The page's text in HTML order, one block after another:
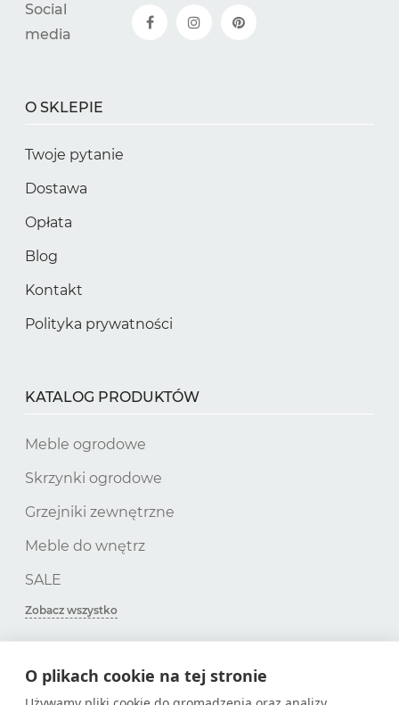
O plikach cookie na tej stronie
Social
media
O SKLEPIE
Twoje pytanie
Dostawa
Opłata
Blog
Kontakt
Polityka prywatności
KATALOG PRODUKTÓW
Meble ogrodowe
Skrzynki ogrodowe
Grzejniki zewnętrzne
Meble do wnętrz
SALE
Zobacz wszystko
SUBSKRYPCJA